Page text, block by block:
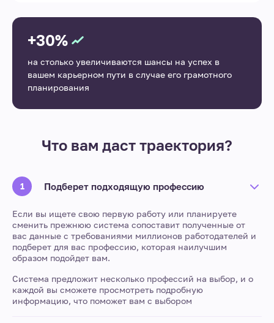
+30%
на столько увеличиваются шансы на успех в
вашем карьерном пути в случае его грамотного
планирования
Что вам даст траектория?
Подберет подходящую профессию
Если вы ищете свою первую работу или планируете
сменить прежнюю система сопоставит полученные от
вас данные с требованиями миллионов работодателей и
подберет для вас профессию, которая наилучшим
образом подойдет вам.
Система предложит несколько профессий на выбор, и о
каждой вы сможете просмотреть подробную
информацию, что поможет вам с выбором